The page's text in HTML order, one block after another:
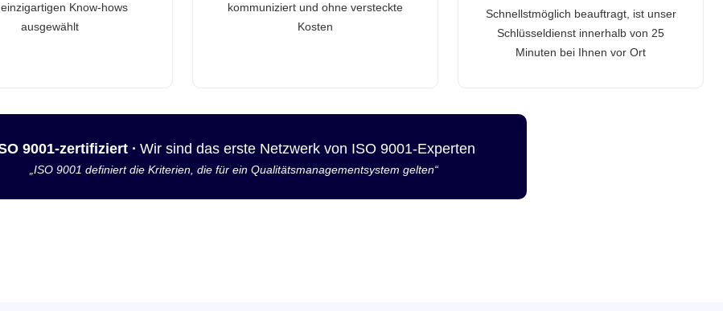
Know-hows
ausgewählt
kommuniziert und ohne versteckte
Kosten
Schnellstmöglich beauftragt, ist unser
Schlüsseldienst innerhalb von 25
Minuten bei Ihnen vor Ort
9001-zertifiziert · Wir sind das erste Netzwerk von ISO 9001-Experten
„ISO 9001 definiert die Kriterien, die für ein Qualitätsmanagementsystem gelten“